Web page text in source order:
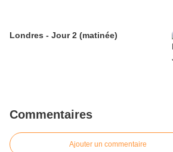
Londres - Jour 2 (matinée)
Commentaires
Ajouter un commentaire